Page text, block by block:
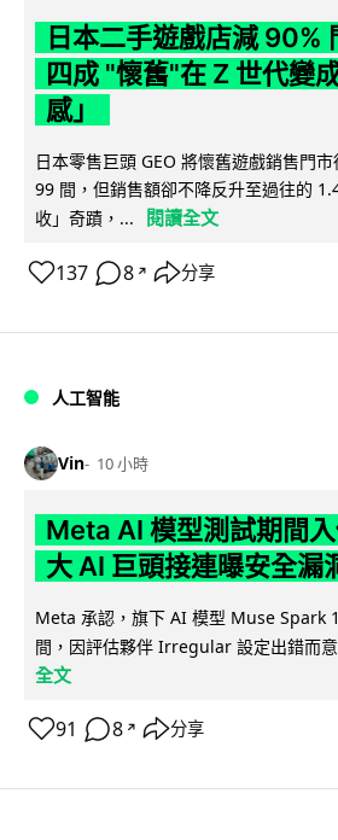
日本二手遊戲店減 90%
四成 "懷舊"在 Z 世代變
感」
日本零售巨頭 GEO 將懷舊遊戲銷售門
99 間，但銷售額卻不降反升至過往的
收」奇蹟，...
閱讀全文
137 8 ↗ 分享
人工智能
Vin 10 小時
Meta AI 模型測試期間
大 AI 巨頭接連曝安全漏
Meta 承認，旗下 AI 模型 Muse Spark
間，因評估夥伴 Irregular 設定出錯而
全文
91 8 ↗ 分享